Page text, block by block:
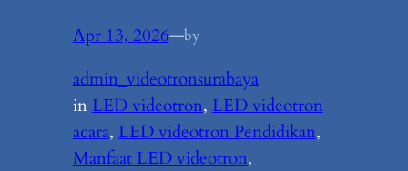
Apr 13, 2026—by
admin_videotronsurabaya
in LED videotron, LED videotron
acara, LED videotron Pendidikan
Manfaat LED videotron